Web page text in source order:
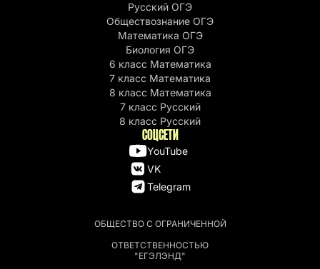
ОБЩЕСТВО С ОГРАНИЧЕННОЙ
ОТВЕТСТВЕННОСТЬЮ
"ЕГЭЛЭНД"
Русский ОГЭ
Обществознание ОГЭ
Математика ОГЭ
Биология ОГЭ
6 класс Математика
7 класс Математика
8 класс Математика
7 класс Русский
8 класс Русский
СОЦСЕТИ
YouTube
VK
Telegram